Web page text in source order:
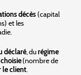
décès (capital
et les
déclaré, durégime
(nombre de
le client.